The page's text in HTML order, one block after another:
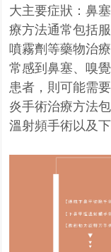
大主要症狀：鼻
療方法通常包括
噴霧劑等藥物治
常感到鼻塞、嗅
患者，則可能需
炎手術治療方法
溫射頻手術以及